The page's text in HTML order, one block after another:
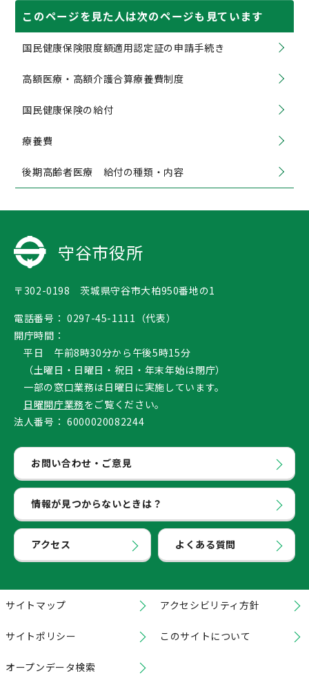
このページを見た人は次のページも見ています
国民健康保険限度額適用認定証の申請手続き
高額医療・高額介護合算療養費制度
国民健康保険の給付
療養費
後期高齢者医療 給付の種類・内容
守谷市役所
〒302-0198 茨城県守谷市大柏950番地の1
電話番号： 0297-45-1111（代表）
開庁時間：
平日 午前8時30分から午後5時15分
（土曜日・日曜日・祝日・年末年始は閉庁）
一部の窓口業務は日曜日に実施しています。
日曜開庁業務をご覧ください。
法人番号： 6000020082244
お問い合わせ・ご意見
情報が見つからないときは？
アクセス よくある質問
サイトマップ アクセシビリティ方針
サイトポリシー このサイトについて
オープンデータ検索